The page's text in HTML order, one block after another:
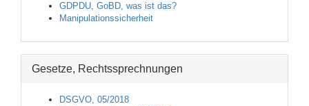
GDPDU, GoBD, was ist das?
Manipulationssicherheit
Gesetze, Rechtssprechnungen
DSGVO, 05/2018